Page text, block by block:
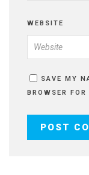
WEBSITE
SAVE MY
BROWSER